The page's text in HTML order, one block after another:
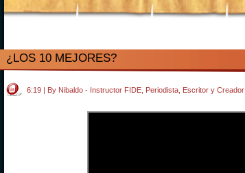
¿LOS 10 MEJORES?
6:19 | By Nibaldo - Instructor FIDE, Periodista, Escritor y Creador